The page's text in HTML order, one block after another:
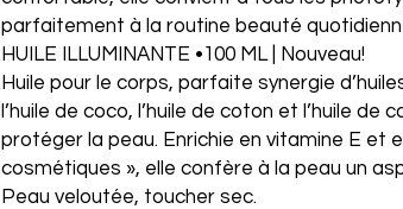
parfaitement à la routine beauté
HUILE ILLUMINANTE •100 ML | Nouveau!
Huile pour le corps, parfaite synergie
l’huile de coco, l’huile de coton et l’huile de
protéger la peau. Enrichie en vitamine E et
cosmétiques », elle confère à la peau un
Peau veloutée, toucher sec.